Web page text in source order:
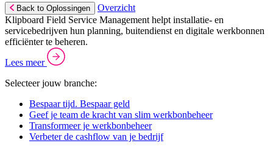
Back to Oplossingen
Overzicht
Klipboard Field Service Management helpt installatie- en
servicebedrijven hun planning, buitendienst en digitale werkbonnen
efficiënter te beheren.
Lees meer
Selecteer jouw branche:
Bespaar tijd. Bespaar geld
Geef je team de kracht van slim werkbonbeheer
Transformeer je werkbonbeheer
Verbeter de cashflow van je bedrijf